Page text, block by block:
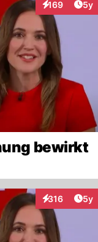
169
Interaktionen
5y
bewirkt
316
Interaktionen
5y